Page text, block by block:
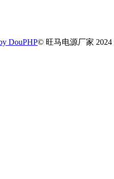
DouPHP© 旺马电源厂家 2024